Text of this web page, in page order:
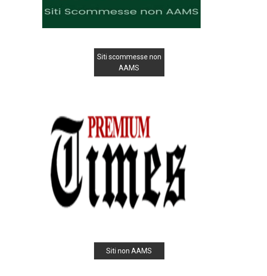
Siti scommesse non
AAMS
Siti non AAMS